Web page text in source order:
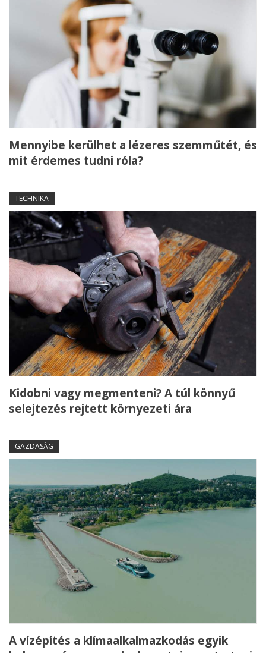
Mennyibe kerülhet a lézeres szemműtét, és
mit érdemes tudni róla?
TECHNIKA
Kidobni vagy megmenteni? A túl könnyű
selejtezés rejtett környezeti ára
GAZDASÁG
A vízépítés a klímaalkalmazkodás egyik